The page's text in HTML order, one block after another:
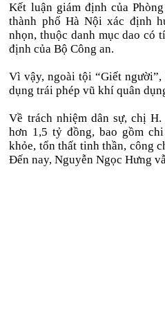
Kết luận giám định của
thành phố Hà Nội xác định
nhọn, thuộc danh mục dao có
định của Bộ Công an.
Vì vậy, ngoài tội “Giết
dụng trái phép vũ khí quân
Về trách nhiệm dân sự, chị
hơn 1,5 tỷ đồng, bao gồm
khỏe, tổn thất tinh thần, công
Đến nay, Nguyễn Ngọc Hưng